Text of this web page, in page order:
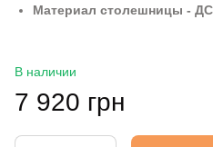
Материал столешницы -
В наличии
7 920 грн